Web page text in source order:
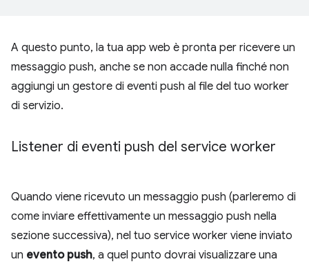
A questo punto, la tua app web è pronta per ricevere un
messaggio push, anche se non accade nulla finché non
aggiungi un gestore di eventi push al file del tuo worker
di servizio.
Listener di eventi push del service worker
Quando viene ricevuto un messaggio push (parleremo di
come inviare effettivamente un messaggio push nella
sezione successiva), nel tuo service worker viene inviato
un evento push, a quel punto dovrai visualizzare una